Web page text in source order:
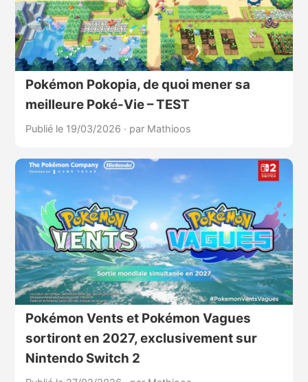
Pokémon Pokopia, de quoi mener sa
meilleure Poké-Vie – TEST
Publié le 19/03/2026 · par Mathioos
Pokémon Vents et Pokémon Vagues
sortiront en 2027, exclusivement sur
Nintendo Switch 2